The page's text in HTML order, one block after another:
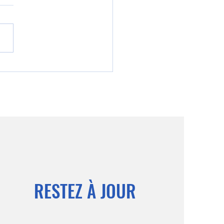
: Le guide complet du
RESTEZ À JOUR